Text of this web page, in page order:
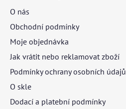
O nás
Obchodní podmínky
Moje objednávka
Jak vrátit nebo reklamovat zboží
Podmínky ochrany osobních údajů
O skle
Dodací a platební podmínky